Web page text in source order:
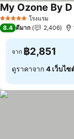
5 ดาว โรงแรม
My Ozone By
8.4 ดีมาก 2,406
จาก ฿2,851
ดูราคาจาก 4 เว็บไซ